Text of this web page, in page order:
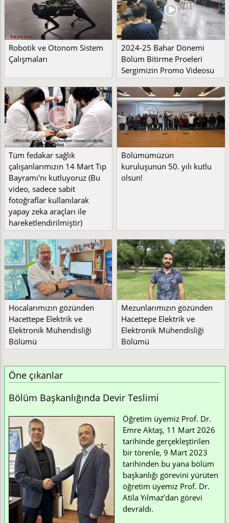
Robotik ve Otonom Sistem
Çalışmaları
2024-25 Bahar Dönemi
Bölüm Bitirme Proeleri
Sergimizin Promo Videosu
Tüm fedakar sağlık
çalışanlarımızın 14 Mart Tıp
Bayramı'nı kutluyoruz (Bu
video, sadece sabit
fotoğraflar kullanılarak
yapay zeka araçları ile
hareketlendirilmiştir)
Bölümümüzün
kuruluşunun 50. yılı kutlu
olsun!
Hocalarımızın gözünden
Hacettepe Elektrik ve
Elektronik Mühendisliği
Bölümü
Mezunlarımızın gözünden
Hacettepe Elektrik ve
Elektronik Mühendisliği
Bölümü
Öne çıkanlar
Bölüm Başkanlığında Devir Teslimi
Öğretim üyemiz Prof. Dr.
Emre Aktaş, 11 Mart 2026
tarihinde gerçekleştirilen
bir törenle, 9 Mart 2023
tarihinden bu yana bölüm
başkanlığı görevini yürüten
öğretim üyemiz Prof. Dr.
Atila Yılmaz’dan görevi
devraldı.